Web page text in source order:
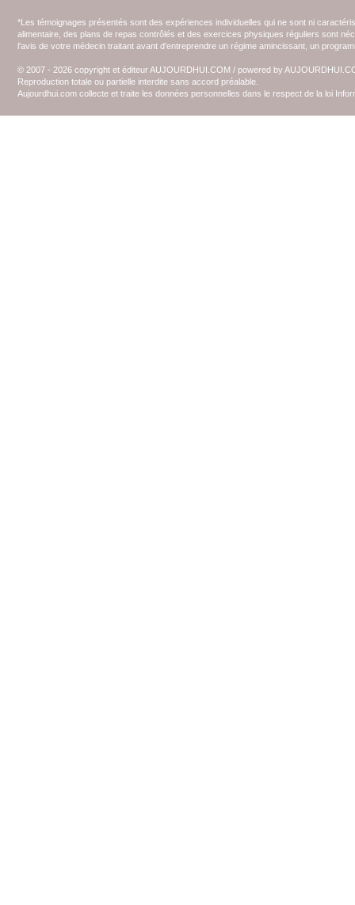
*Les témoignages présentés sont des expériences individuelles qui ne sont ni
alimentaire, des plans de repas contrôlés et des exercices physiques réguliers sont
l'avis de votre médecin traitant avant d'entreprendre un régime amincissant, un
© 2007 - 2026 copyright et éditeur AUJOURDHUI.COM / powered by
Reproduction totale ou partielle interdite sans accord préalable.
Aujourdhui.com collecte et traite les données personnelles dans le respect de la loi